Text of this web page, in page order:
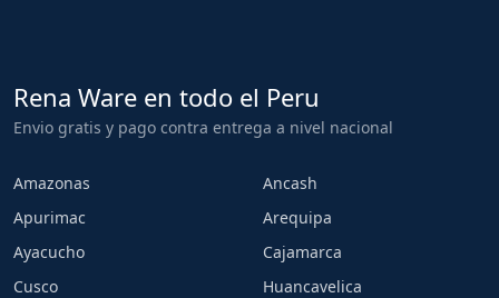
Rena Ware en todo el Peru
Envio gratis y pago contra entrega a nivel nacional
Amazonas
Ancash
Apurimac
Arequipa
Ayacucho
Cajamarca
Cusco
Huancavelica